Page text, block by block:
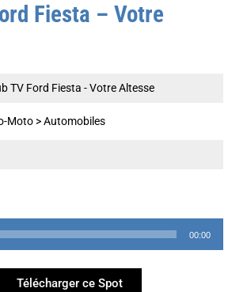
Fiesta – Votre
TV Ford Fiesta - Votre Altesse
Moto >Automobiles
00:00
Télécharger ce Spot